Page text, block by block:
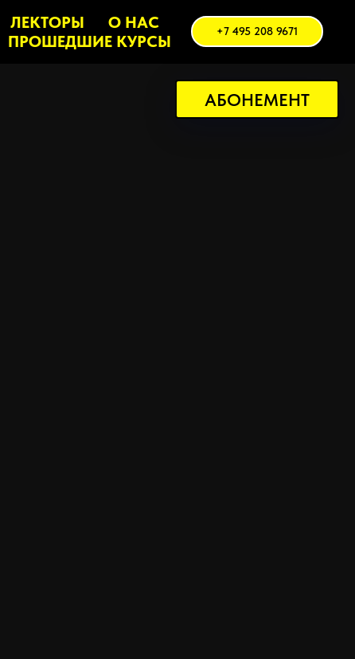
ЛЕКТОРЫ
О НАС
ПРОШЕДШИЕ КУРСЫ
+7 495 208 9671
АБОНЕМЕНТ